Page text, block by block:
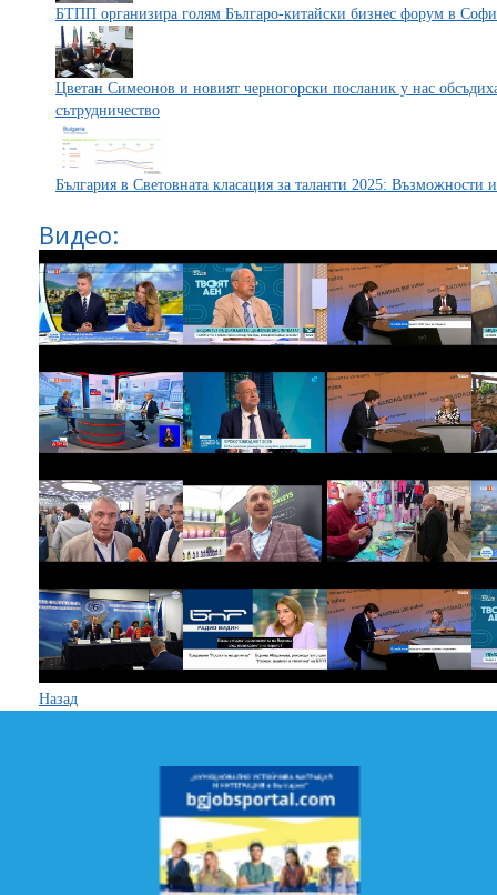
БТПП организира голям Българо-китайски бизнес форум в
Цветан Симеонов и новият черногорски посланик у нас
сътрудничество
България в Световната класация за таланти 2025: Възможности
Видео:
Назад